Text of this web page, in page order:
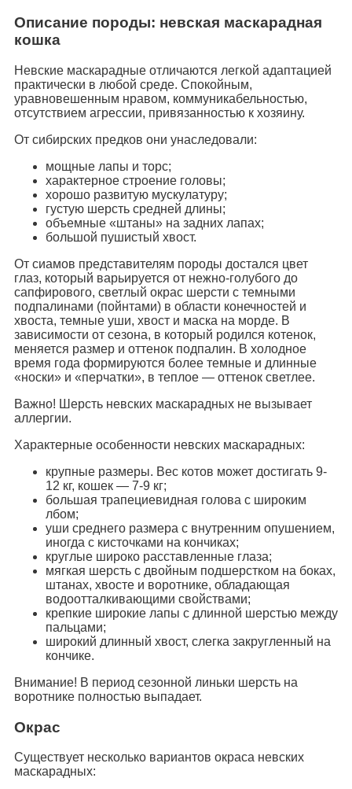
Описание породы: невская маскарадная
кошка
Невские маскарадные отличаются легкой адаптацией
практически в любой среде. Cпокойным,
уравновешенным нравом, коммуникабельностью,
отсутствием агрессии, привязанностью к хозяину.
От сибирских предков они унаследовали:
мощные лапы и торс;
характерное строение головы;
хорошо развитую мускулатуру;
густую шерсть средней длины;
объемные «штаны» на задних лапах;
большой пушистый хвост.
От сиамов представителям породы достался цвет
глаз, который варьируется от нежно-голубого до
сапфирового, светлый окрас шерсти с темными
подпалинами (пойнтами) в области конечностей и
хвоста, темные уши, хвост и маска на морде. В
зависимости от сезона, в который родился котенок,
меняется размер и оттенок подпалин. В холодное
время года формируются более темные и длинные
«носки» и «перчатки», в теплое — оттенок светлее.
Важно! Шерсть невских маскарадных не вызывает
аллергии.
Характерные особенности невских маскарадных:
крупные размеры. Вес котов может достигать 9-
12 кг, кошек — 7-9 кг;
большая трапециевидная голова с широким
лбом;
уши среднего размера с внутренним опушением,
иногда с кисточками на кончиках;
круглые широко расставленные глаза;
мягкая шерсть с двойным подшерстком на боках,
штанах, хвосте и воротнике, обладающая
водоотталкивающими свойствами;
крепкие широкие лапы с длинной шерстью между
пальцами;
широкий длинный хвост, слегка закругленный на
кончике.
Внимание! В период сезонной линьки шерсть на
воротнике полностью выпадает.
Окрас
Существует несколько вариантов окраса невских
маскарадных: